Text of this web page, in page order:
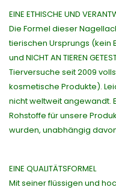
EINE ETHISCHE UND
Die Formel dieser
tierischen Ursprungs (kein
und NICHT AN TIEREN
Tierversuche seit 2009
kosmetische Produkte).
nicht weltweit angewandt.
Rohstoffe für unsere
wurden, unabhängig
EINE QUALITÄTSFORMEL
Mit seiner flüssigen und